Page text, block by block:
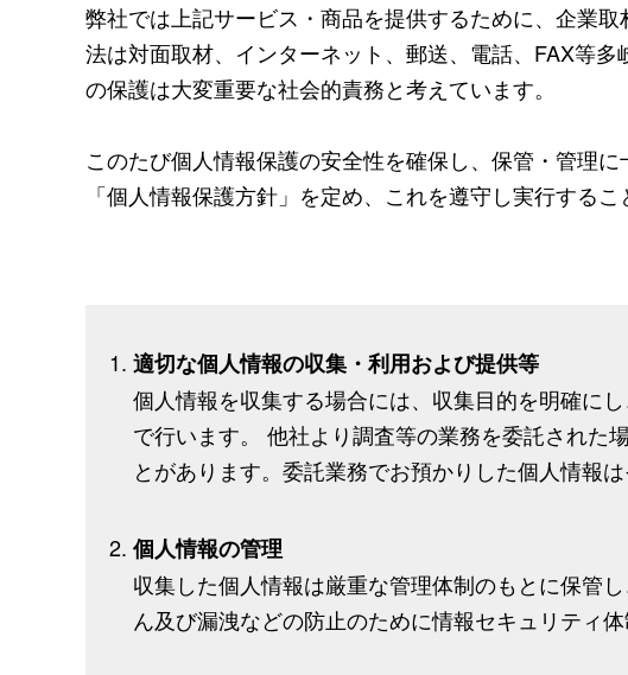
弊社では上記サービス・商品を提供するために、企業
法は対面取材、インターネット、郵送、電話、FAX等
の保護は大変重要な社会的責務と考えています。
このたび個人情報保護の安全性を確保し、保管・管理
「個人情報保護方針」を定め、これを遵守し実行するこ
適切な個人情報の収集・利用および提供等
個人情報を収集する場合には、収集目的を明確に
で行います。 他社より調査等の業務を委託された
とがあります。委託業務でお預かりした個人情報
個人情報の管理
収集した個人情報は厳重な管理体制のもとに保管
ん及び漏洩などの防止のために情報セキュリティ体